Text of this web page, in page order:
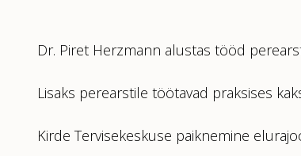
Dr. Piret Herzmann alustas tööd
Lisaks perearstile töötavad praksises
Kirde Tervisekeskuse paiknemine